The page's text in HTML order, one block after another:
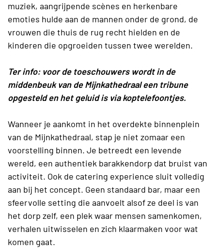
muziek, aangrijpende scènes en herkenbare
emoties hulde aan de mannen onder de grond, de
vrouwen die thuis de rug recht hielden en de
kinderen die opgroeiden tussen twee werelden.
Ter info: voor de toeschouwers wordt in de
middenbeuk van de Mijnkathedraal een tribune
opgesteld en het geluid is viakoptelefoontjes.
Wanneer je aankomt in het overdekte binnenplein
van de Mijnkathedraal, stap je niet zomaar een
voorstelling binnen. Je betreedt een levende
wereld, een authentiek barakkendorp dat bruist van
activiteit. Ook de catering experience sluit volledig
aan bij het concept. Geen standaard bar, maar een
sfeervolle setting die aanvoelt alsof ze deel is van
het dorp zelf, een plek waar mensen samenkomen,
verhalen uitwisselen en zich klaarmaken voor wat
komen gaat.